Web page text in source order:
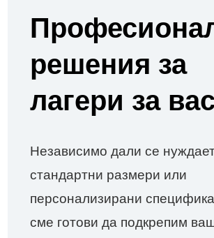
решения за
лагери за вас
Независимо дали се
стандартни размери или
персонализирани
сме готови да подкрепим